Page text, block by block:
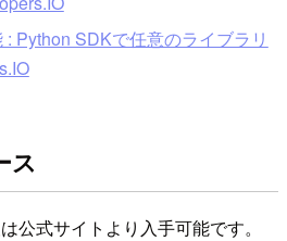
Python SDKで任意のライブラリ
ス
公式サイトより入手可能です。